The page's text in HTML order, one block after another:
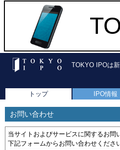
TOKYO IPOは
トップ IPO情報
お問い合わせ
当サイトおよびサービスに関するお
下記フォームからお問い合わせくださ